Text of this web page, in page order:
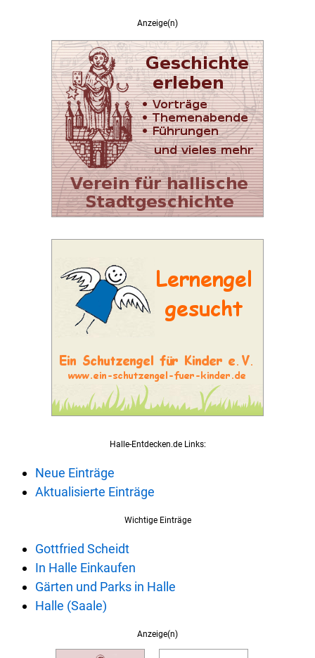
Anzeige(n)
Halle-Entdecken.de Links:
Neue Einträge
Aktualisierte Einträge
Wichtige Einträge
Gottfried Scheidt
In Halle Einkaufen
Gärten und Parks in Halle
Halle (Saale)
Anzeige(n)